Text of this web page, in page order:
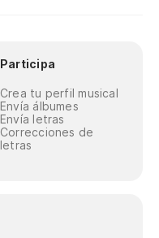
Participa
Crea tu perfil musical
Envía álbumes
Envía letras
Correcciones de
letras